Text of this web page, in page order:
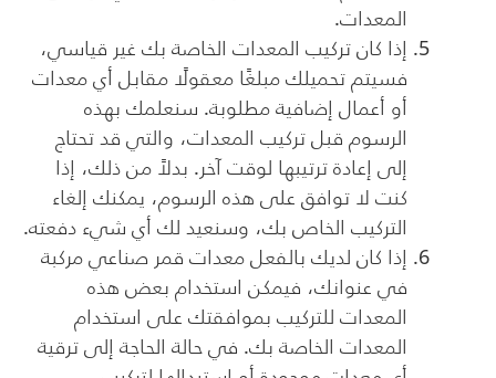
المعدات.
إذا كان تركيب المعدات الخاصة بك غير قياسي،
فسيتم تحميلك مبلغًا معقولًا مقابل أي معدات
أو أعمال إضافية مطلوبة. سنعلمك بهذه
الرسوم قبل تركيب المعدات، والتي قد تحتاج
إلى إعادة ترتيبها لوقت آخر. بدلاً من ذلك، إذا
كنت لا توافق على هذه الرسوم، يمكنك إلغاء
التركيب الخاص بك، وسنعيد لك أي شيء دفعته.
إذا كان لديك بالفعل معدات قمر صناعي مركبة
في عنوانك، فيمكن استخدام بعض هذه
المعدات للتركيب بموافقتك على استخدام
المعدات الخاصة بك. في حالة الحاجة إلى ترقية